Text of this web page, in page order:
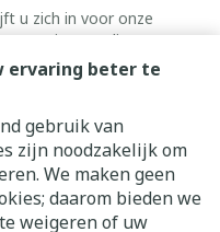
ervaring beter te
gebruik van
zijn noodzakelijk om
We maken geen
daarom bieden we
weigeren of uw
u zich in voor onze
onzeprivacy policy.